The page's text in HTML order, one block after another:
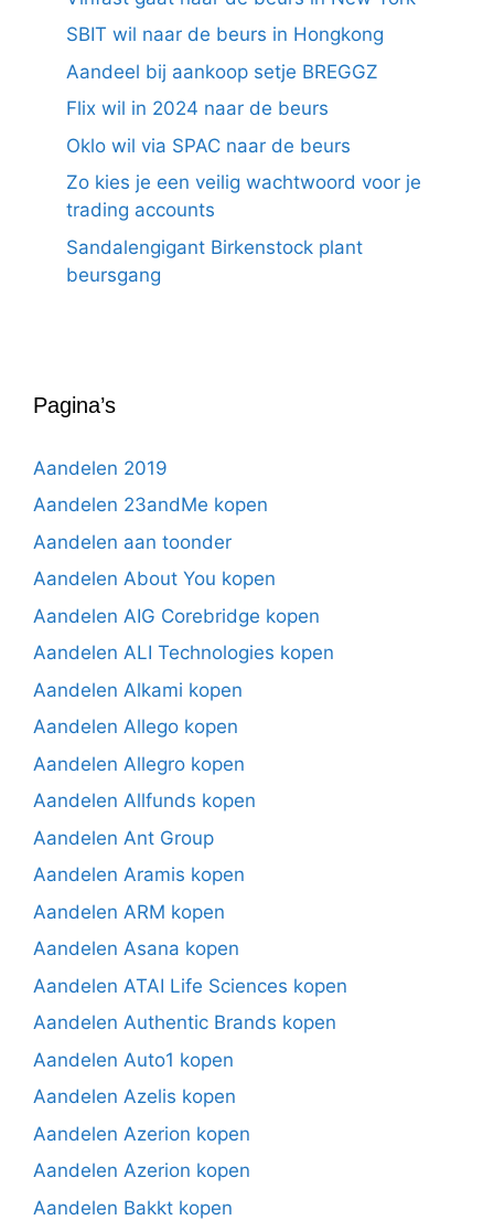
SBIT wil naar de beurs in Hongkong
Aandeel bij aankoop setje BREGGZ
Flix wil in 2024 naar de beurs
Oklo wil via SPAC naar de beurs
Zo kies je een veilig wachtwoord voor je
trading accounts
Sandalengigant Birkenstock plant
beursgang
Pagina’s
Aandelen 2019
Aandelen 23andMe kopen
Aandelen aan toonder
Aandelen About You kopen
Aandelen AIG Corebridge kopen
Aandelen ALI Technologies kopen
Aandelen Alkami kopen
Aandelen Allego kopen
Aandelen Allegro kopen
Aandelen Allfunds kopen
Aandelen Ant Group
Aandelen Aramis kopen
Aandelen ARM kopen
Aandelen Asana kopen
Aandelen ATAI Life Sciences kopen
Aandelen Authentic Brands kopen
Aandelen Auto1 kopen
Aandelen Azelis kopen
Aandelen Azerion kopen
Aandelen Azerion kopen
Aandelen Bakkt kopen